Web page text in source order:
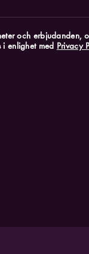
och erbjudanden,
enlighet med Privacy